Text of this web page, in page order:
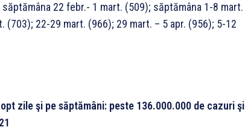
22 febr.- 1 mart. (509); săptămâna 1-8 mart.
22-29 mart. (966); 29 mart. – 5 apr. (956); 5-12
zile şi pe săptămâni: peste 136.000.000 de cazuri şi